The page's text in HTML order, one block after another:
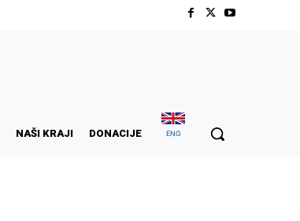
NAŠI KRAJI DONACIJE ENG